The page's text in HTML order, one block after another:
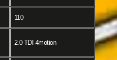
110
2.0 TDI 4motion